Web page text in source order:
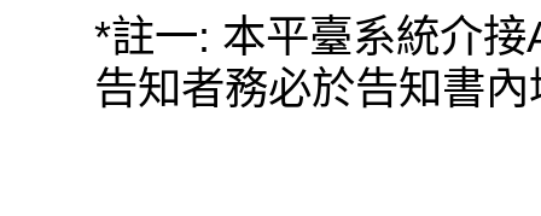
*註一: 本平臺系統介
告知者務必於告知書